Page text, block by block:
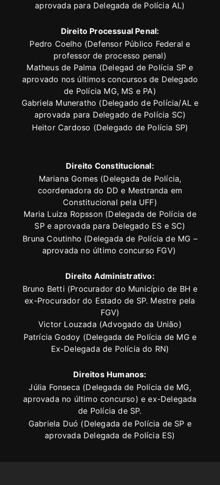
aprovada para Delegada de Polícia AL)
Direito Processual Penal:
Pedro Coelho (Defensor Público Federal e
professor de processo penal)
Matheus de Palma (Delegad de Polícia SP e
aprovado nos últimos concursos de Delegado
de Polícia MG, MS e PA)
Gabriela Muneratho (Delegado de Polícia/AL e
aprovada para Delegado de Polícia SC)
Heitor Cardoso (Delegado de Polícia SP)
Direito Constitucional:
Mariana Gomes (Delegada de Polícia,
coordenadora do DD e Mestranda em
Constitucional pela UFF)
Maria Luiza Ropsson (Delegada de Polícia de
SP e aprovada para Delegado ES e SC)
Bruna Coutinho (Delegada de Polícia de MG –
aprovada no último concurso FGV)
Direito Administrativo:
Bruno Betti (Procurador do Município de BH e
ex-Procurador do Estado de SP. Mestre pela
FGV)
Victor Louzada (Advogado da União)
Patrícia Godoy (Delegada de Polícia de MG e
Ex-Delegada de Polícia do RN)
Direitos Humanos:
Júlia Fonseca (Delegada de Polícia de MG,
aprovada no último concurso) e ex-Delegada
de Polícia de SP.
Gabriela Duó (Delegada de Polícia de SP e
aprovada Delegada de Polícia ES)